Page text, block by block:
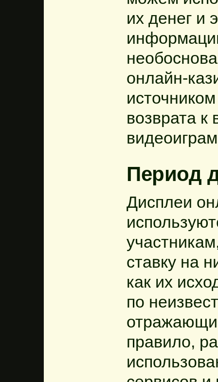
их денег и
онлайн-
возврата
Период
Дисплеи
ставку на
как их
по
правило,